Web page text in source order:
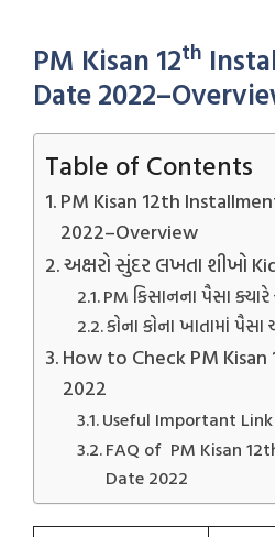
PM Kisan 12th
Date
Table of Contents
PM Kisan 12th
2022–Overview
અક્ષરો સુંદર લખતા શીખો
PM કિસાનના પૈસા
કોના કોના ખાતામાં
How to Check PM
2022
Useful Important Link
FAQ of PM Kisan
Date 2022